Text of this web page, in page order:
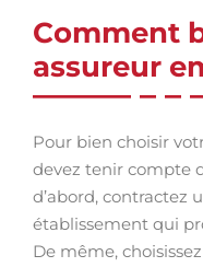
Comment
assureur
Pour bien choisir
devez tenir compte
d’abord, contractez
établissement qui
De même,